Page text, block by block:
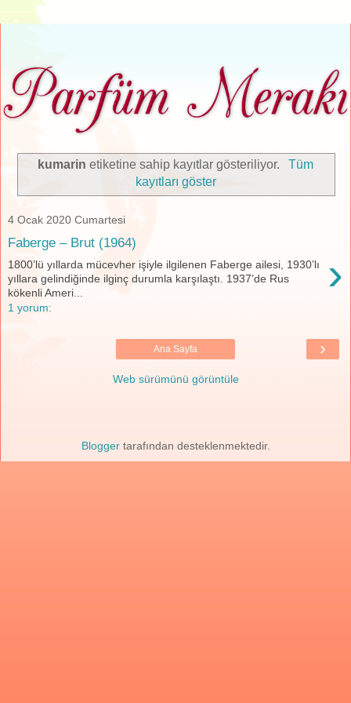
kumarin etiketine sahip kayıtlar gösteriliyor.
Tüm
kayıtları göster
4 Ocak 2020 Cumartesi
Faberge – Brut (1964)
›
1800’lü yıllarda mücevher işiyle ilgilenen Faberge ailesi, 1930’lı
yıllara gelindiğinde ilginç durumla karşılaştı. 1937’de Rus
kökenli Ameri...
1 yorum:
›
Ana Sayfa
Web sürümünü görüntüle
Bloggertarafından desteklenmektedir.